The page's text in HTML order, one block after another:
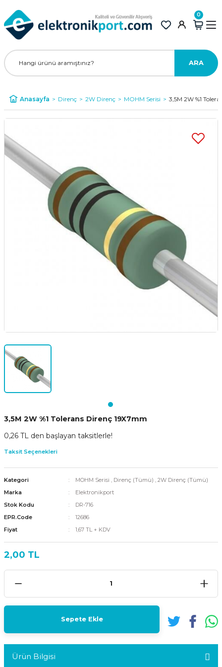
ARA
0
Anasayfa Direnç 2W Direnç MOHM Serisi 3,5M 2W %1
3,5M 2W %1 Tolerans Direnç 19X7mm
0,26 TL den başlayan taksitlerle!
Taksit Seçenekleri
Kategori MOHM Serisi , Direnç (Tümü) , 2W Direnç (Tümü)
Marka
Elektronikport
Stok Kodu
DR-716
EPR.Code
12686
Fiyat
1,67 TL + KDV
2,00 TL
Sepete Ekle
Ürün Bilgisi